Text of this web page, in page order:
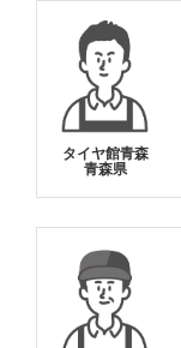
タイヤ館青森
青森県